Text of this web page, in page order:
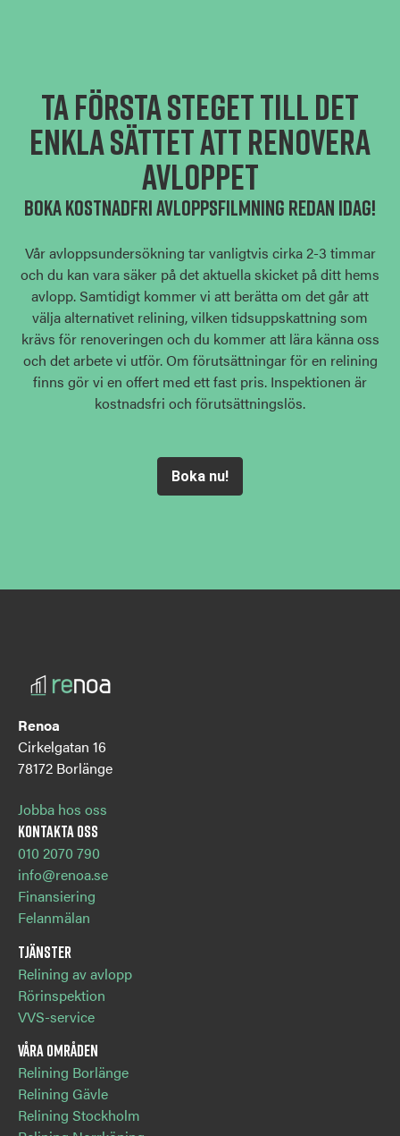
TA FÖRSTA STEGET TILL DET
ENKLA SÄTTET ATT RENOVERA
AVLOPPET
BOKA KOSTNADFRI AVLOPPSFILMNING REDAN IDAG!
Vår avloppsundersökning tar vanligtvis cirka 2-3 timmar
och du kan vara säker på det aktuella skicket på ditt hems
avlopp. Samtidigt kommer vi att berätta om det går att
välja alternativet relining, vilken tidsuppskattning som
krävs för renoveringen och du kommer att lära känna oss
och det arbete vi utför. Om förutsättningar för en relining
finns gör vi en offert med ett fast pris. Inspektionen är
kostnadsfri och förutsättningslös.
Boka nu!
Renoa
Cirkelgatan 16
78172 Borlänge
Jobba hos oss
Kontakta oss
010 2070 790
info@renoa.se
Finansiering
Felanmälan
Tjänster
Relining av avlopp
Rörinspektion
VVS-service
Våra områden
Relining Borlänge
Relining Gävle
Relining Stockholm